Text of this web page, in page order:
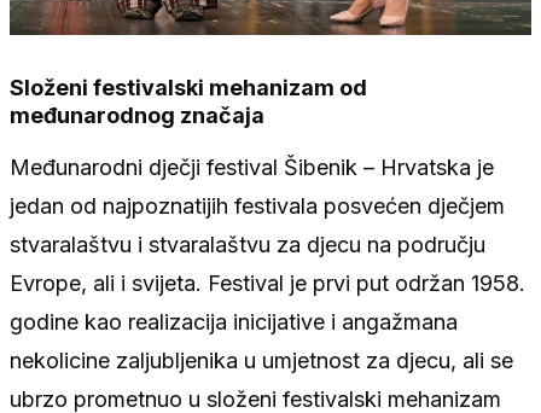
Složeni festivalski mehanizam od
međunarodnog značaja
Međunarodni dječji festival Šibenik – Hrvatska je
jedan od najpoznatijih festivala posvećen dječjem
stvaralaštvu i stvaralaštvu za djecu na području
Evrope, ali i svijeta. Festival je prvi put održan 1958.
godine kao realizacija inicijative i angažmana
nekolicine zaljubljenika u umjetnost za djecu, ali se
ubrzo prometnuo u složeni festivalski mehanizam